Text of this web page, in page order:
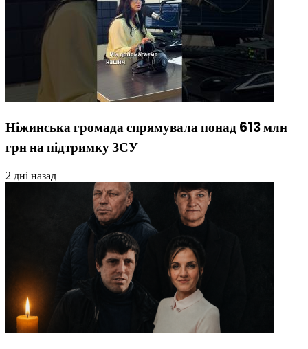
Ніжинська громада спрямувала понад 613 млн
грн на підтримку ЗСУ
2 дні назад